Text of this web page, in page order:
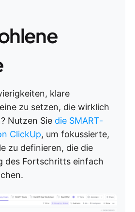
klare
zu setzen, die wirklich
Nutzen Sie die SMART-
ClickUp, um fokussierte,
zu definieren, die die
des Fortschritts einfach